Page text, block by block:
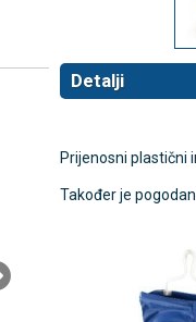
Detalji
Prijenosni plastični
Također je